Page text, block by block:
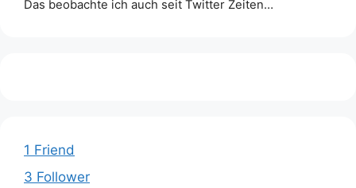
Das beobachte ich auch seit Twitter Zeiten…
1 Friend
3 Follower